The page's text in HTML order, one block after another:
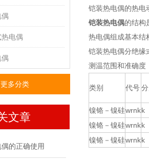
电偶
多分类
文章
的正确使用
铠装热电偶的热电
铠装热电偶的结构
热电偶组成基本结
铠装热电偶分绝缘
测温范围和准确度
类别 代号
镍铬－镍硅wrnkk
镍铬－镍硅wrnkk
镍铬－镍硅wrnkk